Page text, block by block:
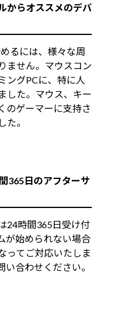
からオススメのデバ
るには、様々な周
ません。マウスコン
ングPCに、特に人
した。マウス、キー
のゲーマーに支持さ
た。
365日のアフターサ
24時間365日受け付
が始められない場合
ってご対応いたしま
合わせください。